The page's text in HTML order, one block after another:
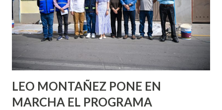
chica y aún no has tenido relaciones sexuales, tal vez
pienses que el sexo será increíble y no puedas esperar para
experimentarlo, pero como cualquier persona con
experiencia te dirá, siempre es mejor cuando ambas partes
son suficientemen...
LEO MONTAÑEZ PONE EN
MARCHA EL PROGRAMA